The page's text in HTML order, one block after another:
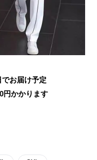
お届け予定
円かかります